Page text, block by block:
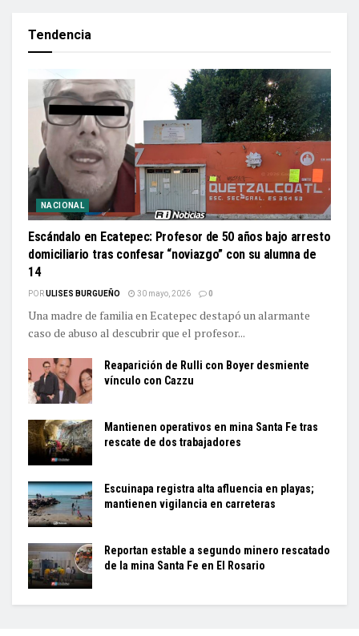
Tendencia
NACIONAL
Escándalo en Ecatepec: Profesor de 50 años bajo arresto
domiciliario tras confesar “noviazgo” con su alumna de
14
PORULISES BURGUEÑO 30 mayo, 2026 0
Una madre de familia en Ecatepec destapó un alarmante
caso de abuso al descubrir que el profesor...
Reaparición de Rulli con Boyer desmiente
vínculo con Cazzu
Mantienen operativos en mina Santa Fe tras
rescate de dos trabajadores
Escuinapa registra alta afluencia en playas;
mantienen vigilancia en carreteras
Reportan estable a segundo minero rescatado
de la mina Santa Fe en El Rosario